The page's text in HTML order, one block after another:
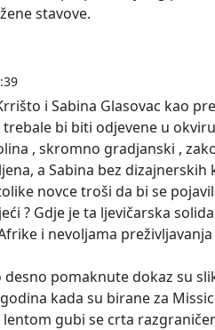
stavove.
i Sabina Glasovac kao
bi biti odjevene u
, skromno gradjanski ,
a Sabina bez dizajnerskih
novce troši da bi se
? Gdje je ta ljevičarska
i nevoljama
desno pomaknute dokaz su
kada su birane za
gubi se crta